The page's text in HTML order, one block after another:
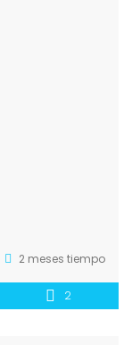
2 meses tiempo
2